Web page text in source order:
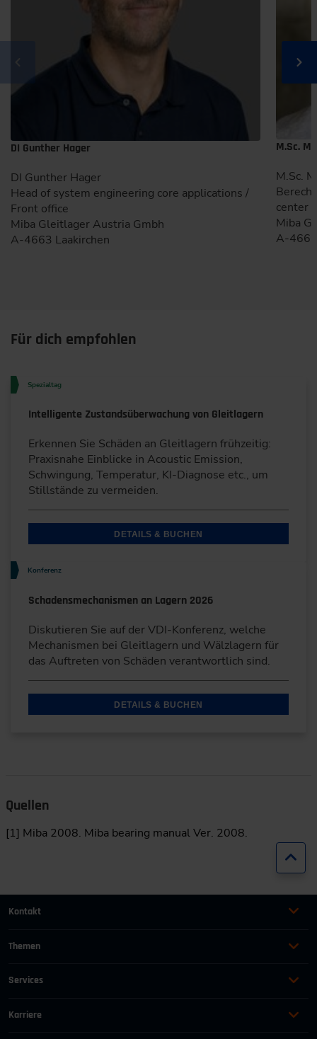
DI Gunther Hager
DI Gunther Hager
Head of system engineering core applications /
Front office
Miba Gleitlager Austria Gmbh
A-4663 Laakirchen
M.Sc.
M.Sc.
center
Miba
A-
Für dich empfohlen
Spezialtag
Intelligente Zustandsüberwachung von Gleitlagern
Erkennen Sie Schäden an Gleitlagern frühzeitig:
Praxisnahe Einblicke in Acoustic Emission,
Schwingung, Temperatur, KI-Diagnose etc., um
Stillstände zu vermeiden.
DETAILS & BUCHEN
Konferenz
Schadensmechanismen an Lagern 2026
Diskutieren Sie auf der VDI-Konferenz, welche
Mechanismen bei Gleitlagern und Wälzlagern für
das Auftreten von Schäden verantwortlich sind.
DETAILS & BUCHEN
Quellen
[1] Miba 2008. Miba bearing manual Ver. 2008.
Kontakt
+49 (0)2116214-201
+49 (0)2116214-154
wissensforum
Themen
Bauen und Gebäude
Services
Karriere